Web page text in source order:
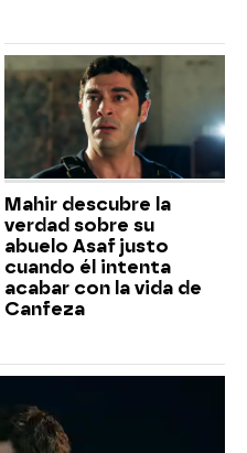
Mahir descubre la
verdad sobre su
abuelo Asaf justo
cuando él intenta
acabar con la vida de
Canfeza